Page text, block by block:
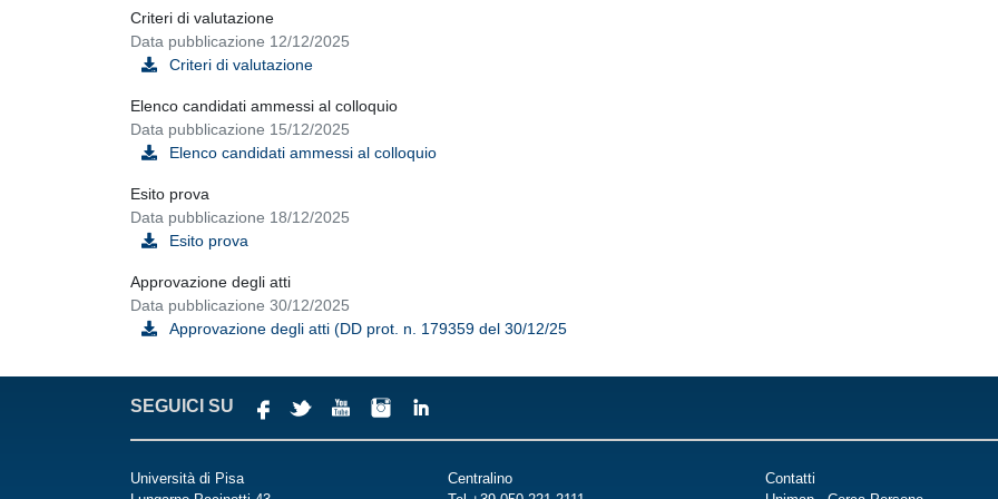
Criteri di valutazione
Data pubblicazione 12/12/2025
Criteri di valutazione
Elenco candidati ammessi al colloquio
Data pubblicazione 15/12/2025
Elenco candidati ammessi al colloquio
Esito prova
Data pubblicazione 18/12/2025
Esito prova
Approvazione degli atti
Data pubblicazione 30/12/2025
Approvazione degli atti (DD prot. n. 179359 del 30/12/25
SEGUICI SU
Università di Pisa
Centralino
Contatti